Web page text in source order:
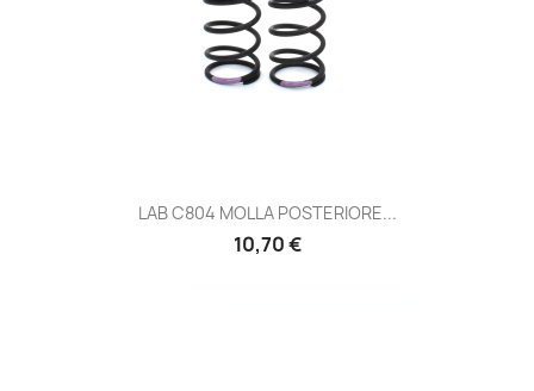
LAB C804 MOLLA POSTERIORE...
Prezzo
10,70 €